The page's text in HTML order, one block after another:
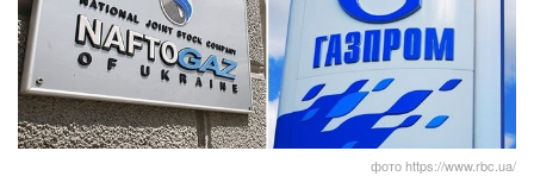
фото https://www.rbc.ua/